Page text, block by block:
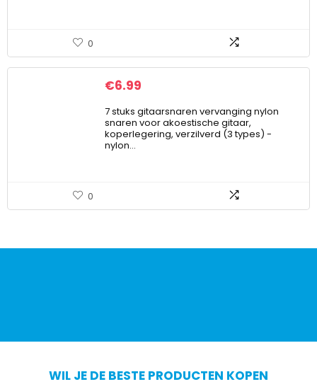
0
€6.99
7 stuks gitaarsnaren vervanging nylon
snaren voor akoestische gitaar,
koperlegering, verzilverd (3 types) -
nylon…
0
WIL JE DE BESTE PRODUCTEN KOPEN